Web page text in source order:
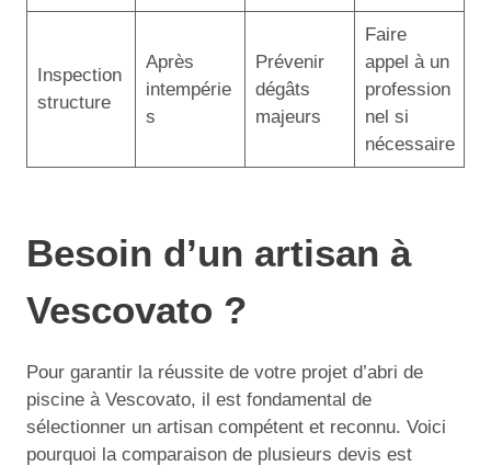
Inspection
structure
Après
intempérie
s
Prévenir
dégâts
majeurs
Faire
appel à un
profession
nel si
nécessaire
Besoin d’un artisan à
Vescovato ?
Pour garantir la réussite de votre projet d’abri de
piscine à Vescovato, il est fondamental de
sélectionner un artisan compétent et reconnu. Voici
pourquoi la comparaison de plusieurs devis est